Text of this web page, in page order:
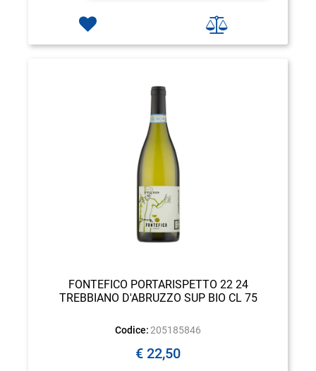
FONTEFICO PORTARISPETTO 22 24
TREBBIANO D'ABRUZZO SUP BIO CL 75
Codice: 205185846
€ 22,50